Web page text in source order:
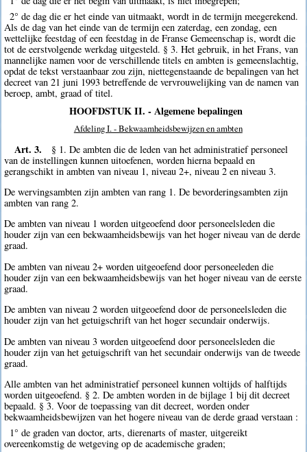
2° de dag die er het einde van uitmaakt, wordt in de termijn meegerekend.
Als de dag van het einde van de termijn een zaterdag, een zondag, een
wettelijke feestdag of een feestdag in de Franse Gemeenschap is, wordt die
tot de eerstvolgende werkdag uitgesteld. § 3. Het gebruik, in het Frans, van
mannelijke namen voor de verschillende titels en ambten is gemeenslachtig,
opdat de tekst verstaanbaar zou zijn, niettegenstaande de bepalingen van het
decreet van 21 juni 1993 betreffende de vervrouwelijking van de namen van
beroep, ambt, graad of titel.
HOOFDSTUK II. - Algemene bepalingen
Afdeling I. - Bekwaamheidsbewijzen en ambten
Art. 3.
§ 1. De ambten die de leden van het administratief personeel
van de instellingen kunnen uitoefenen, worden hierna bepaald en
gerangschikt in ambten van niveau 1, niveau 2+, niveau 2 en niveau 3.
De wervingsambten zijn ambten van rang 1. De bevorderingsambten zijn
ambten van rang 2.
De ambten van niveau 1 worden uitgeoefend door personeelsleden die
houder zijn van een bekwaamheidsbewijs van het hoger niveau van de derde
graad.
De ambten van niveau 2+ worden uitgeoefend door personeeleden die
houder zijn van een bekwaamheidsbewijs van het hoger niveau van de eerste
graad.
De ambten van niveau 2 worden uitgeoefend door de personeelsleden die
houder zijn van het getuigschrift van het hoger secundair onderwijs.
De ambten van niveau 3 worden uitgeoefend door personeelsleden die
houder zijn van het getuigschrift van het secundair onderwijs van de tweede
graad.
Alle ambten van het administratief personeel kunnen voltijds of halftijds
worden uitgeoefend. § 2. De ambten worden in de bijlage 1 bij dit decreet
bepaald. § 3. Voor de toepassing van dit decreet, worden onder
bekwaamheidsbewijzen van het hogere niveau van de derde graad verstaan :
1° de graden van doctor, arts, dierenarts of master, uitgereikt
overeenkomstig de wetgeving op de academische graden;